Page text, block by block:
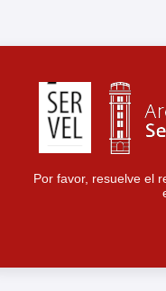
Por favor, resuelve el